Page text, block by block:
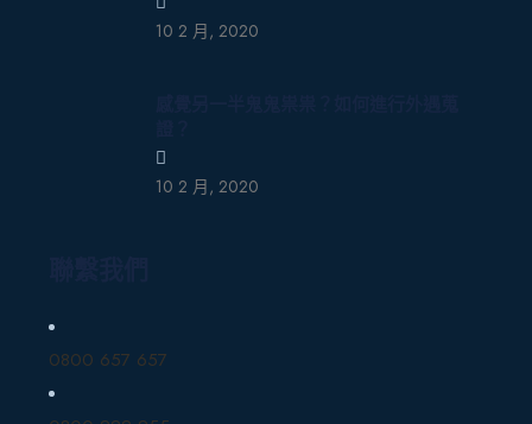
10 2 月, 2020
10 2 月, 2020
0800 657 657